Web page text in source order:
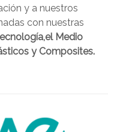
y a nuestros
con nuestras
Medio
y Composites.